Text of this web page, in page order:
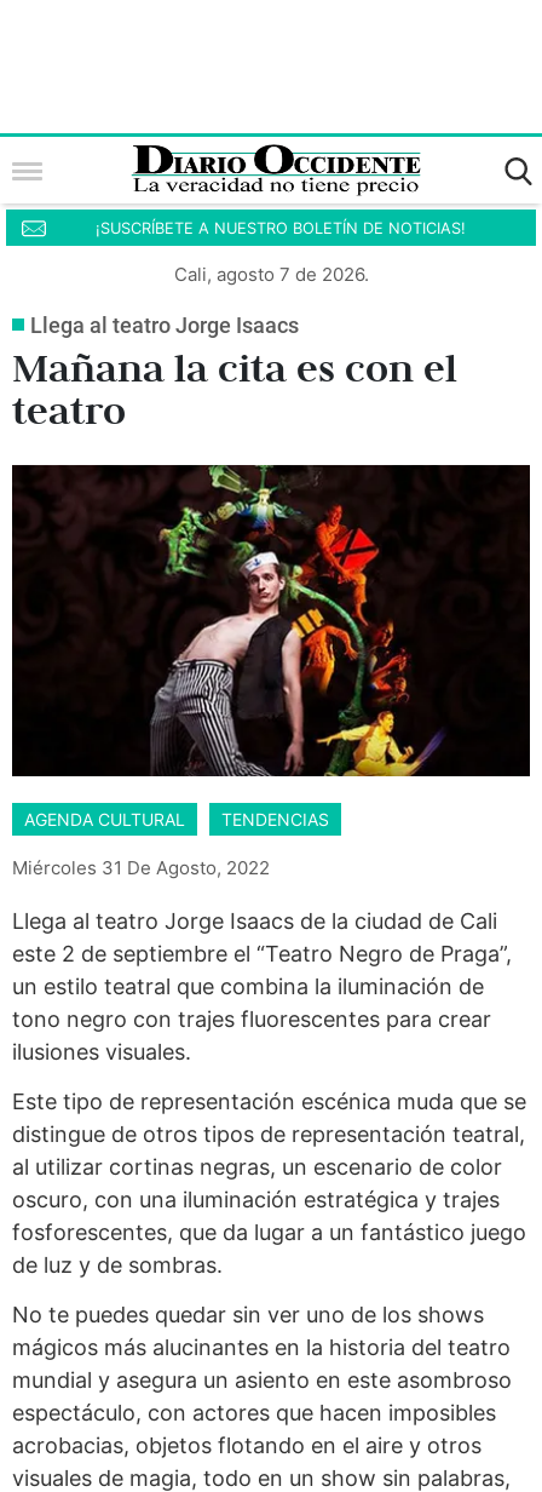
¡SUSCRÍBETE A NUESTRO BOLETÍN DE NOTICIAS!
Cali, agosto 7 de 2026.
Llega al teatro Jorge Isaacs
Mañana la cita es con el
teatro
AGENDA CULTURAL TENDENCIAS
Miércoles 31 De Agosto, 2022
Llega al teatro Jorge Isaacs de la ciudad de Cali
este 2 de septiembre el “Teatro Negro de Praga”,
un estilo teatral que combina la iluminación de
tono negro con trajes fluorescentes para crear
ilusiones visuales.
Este tipo de representación escénica muda que se
distingue de otros tipos de representación teatral,
al utilizar cortinas negras, un escenario de color
oscuro, con una iluminación estratégica y trajes
fosforescentes, que da lugar a un fantástico juego
de luz y de sombras.
No te puedes quedar sin ver uno de los shows
mágicos más alucinantes en la historia del teatro
mundial y asegura un asiento en este asombroso
espectáculo, con actores que hacen imposibles
acrobacias, objetos flotando en el aire y otros
visuales de magia, todo en un show sin palabras,